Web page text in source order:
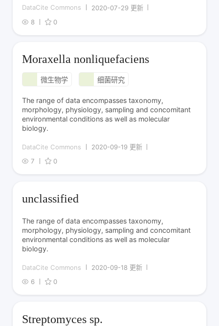
DataCite Commons
2020-07-29 更新
8
0
Moraxella nonliquefaciens
微生物学 细菌研究
The range of data encompasses taxonomy,
morphology, physiology, sampling and concomitant
environmental conditions as well as molecular
biology.
DataCite Commons
2020-09-19 更新
7
0
unclassified
The range of data encompasses taxonomy,
morphology, physiology, sampling and concomitant
environmental conditions as well as molecular
biology.
DataCite Commons
2020-09-18 更新
6
0
Streptomyces sp.